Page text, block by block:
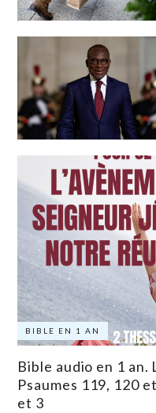
BIBLE EN 1 AN
Bible audio en 1
Psaumes 119, 120
et 3